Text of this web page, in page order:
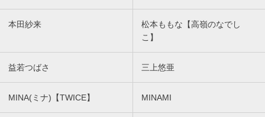
本田紗来
松本ももな【高嶺のなでし
こ】
益若つばさ 三上悠亜
MINA(ミナ)【TWICE】 MINAMI